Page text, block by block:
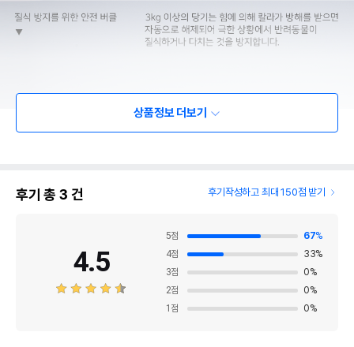
상품정보 더보기
후기 총 3 건 후기작성하고 최대 150점 받기
4.5
5점 67%
4점 33%
3점 0%
2점 0%
1 점 0%